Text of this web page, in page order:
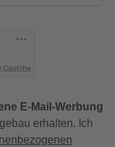
Captcha
E-Mail-Werbung
erhalten. Ich